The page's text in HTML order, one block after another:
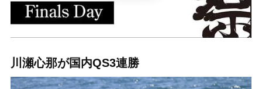
川瀬心那が国内QS3連勝